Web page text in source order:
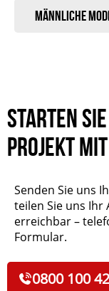
Männliche
Starten
Projekt
Senden Sie uns
teilen Sie uns Ihr
erreichbar –
Formular.
0800 100